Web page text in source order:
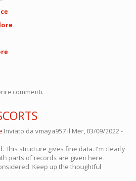
commenti.
Inviato da vmaya957 il Mer, 03/09/2022 -
This structure gives fine data. I'm clearly
parts of records are given here.
Keep up the thoughtful